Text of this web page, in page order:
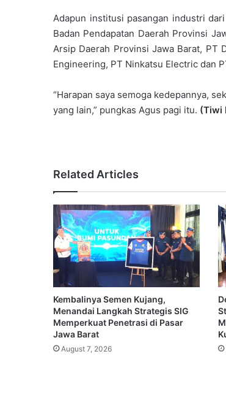
Adapun institusi pasangan industri
Badan Pendapatan Daerah Provinsi
Arsip Daerah Provinsi Jawa Barat, PT
Engineering, PT Ninkatsu Electric dan
“Harapan saya semoga kedepannya,
yang lain,” pungkas Agus pagi itu. (Tiwi
Related Articles
Kembalinya Semen Kujang,
Menandai Langkah Strategis SIG
Memperkuat Penetrasi di Pasar
Jawa Barat
August 7, 2026